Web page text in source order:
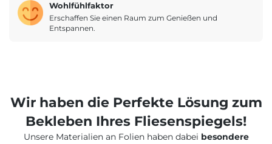
Wohlfühlfaktor
Erschaffen Sie einen Raum zum Genießen und
Entspannen.
Wir haben die Perfekte Lösung zum
Bekleben Ihres Fliesenspiegels!
Unsere Materialien an Folien haben dabei besondere